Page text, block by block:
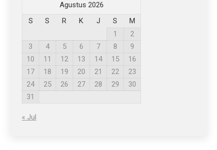
Agustus 2026
S
S R K J S
M
1
2
3
4 5 6 7 8
9
10
11 12 13 14 15
16
17
18 19 20 21 22
23
24
25 26 27 28 29
30
31
« Jul